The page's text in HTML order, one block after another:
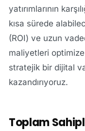
yatırımlarının
kısa sürede
(ROI) ve uzun
maliyetleri
stratejik bir dijital
kazandırıyoruz.
Toplam